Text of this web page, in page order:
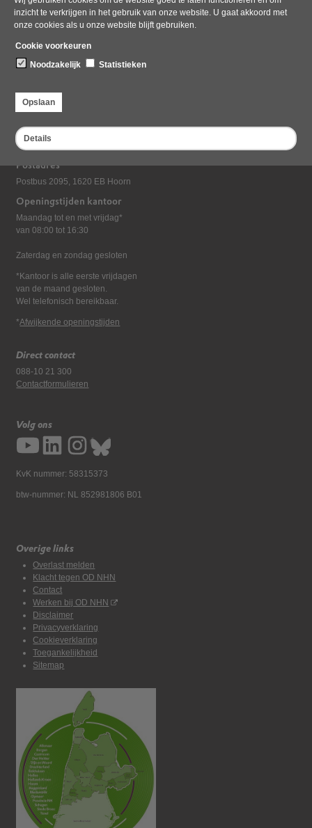
inzicht te verkrijgen in het gebruik van onze website. U gaat akkoord met
onze cookies als u onze website blijft gebruiken.
Cookie voorkeuren
Noodzakelijk
Statistieken
Opslaan
Details
Laatst gewijzigd: 28 oktober 2020
Bezoekadres
Dampten 2, 1624 NR Hoorn
Postadres
Postbus 2095, 1620 EB Hoorn
Openingstijden kantoor
Maandag tot en met vrijdag*
van 08:00 tot 16:30
Zaterdag en zondag gesloten
*Kantoor is alle eerste vrijdagen
van de maand gesloten.
Wel telefonisch bereikbaar.
*Afwijkende openingstijden
Direct contact
088-10 21 300
Contactformulieren
Volg ons
KvK nummer: 58315373
btw-nummer: NL 852981806 B01
Overige links
Overlast melden
Klacht tegen OD NHN
Contact
Werken bij OD NHN
Disclaimer
Privacyverklaring
Cookieverklaring
Toegankelijkheid
Sitemap